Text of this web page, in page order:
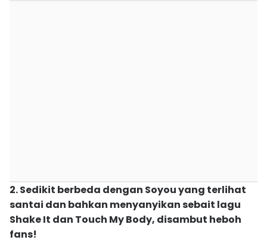
2. Sedikit berbeda dengan Soyou yang terlihat
santai dan bahkan menyanyikan sebait lagu
Shake It dan Touch My Body, disambut heboh
fans!